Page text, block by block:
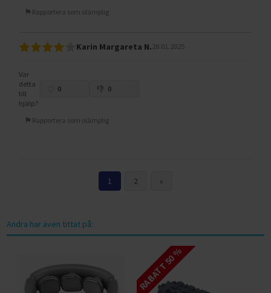
Rapportera som olämplig
Karin Margareta N.28.01.2025
Var
detta
till
hjälp?
0 0
Rapportera som olämplig
1 2 »
Andra har även tittat på:
RABATT 50 %